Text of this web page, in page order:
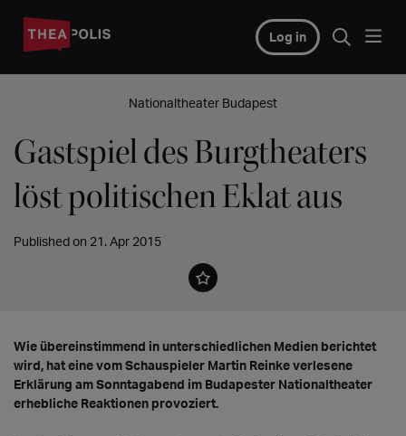
Log in
Nationaltheater Budapest
Gastspiel des Burgtheaters
löst politischen Eklat aus
Published on 21. Apr 2015
Wie übereinstimmend in unterschiedlichen Medien berichtet
wird, hat eine vom Schauspieler Martin Reinke verlesene
Erklärung am Sonntagabend im Budapester Nationaltheater
erhebliche Reaktionen provoziert.